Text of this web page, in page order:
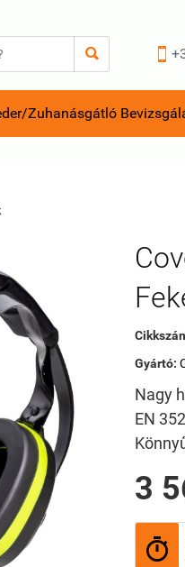
 
Zuhanásgátló
Gyártó:
Nagy
EN
3
